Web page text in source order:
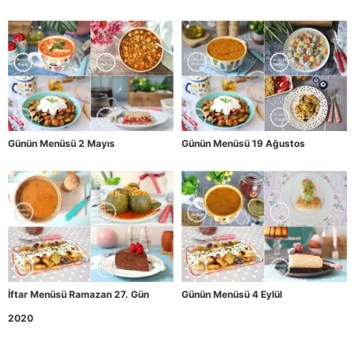
Günün Menüsü 2 Mayıs Günün Menüsü 19 Ağustos
İftar Menüsü Ramazan 27. Gün
2020
Günün Menüsü 4 Eylül